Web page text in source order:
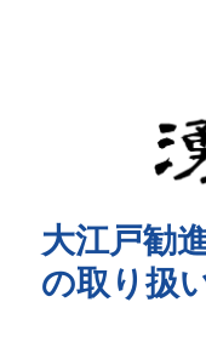
湧
大江戸勧
の取り扱